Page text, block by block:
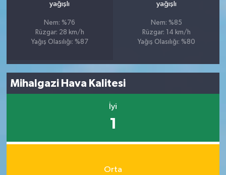
yağışlı
Nem: %76
Rüzgar: 28 km/h
Yağış Olasılığı: %87
yağışlı
Nem: %85
Rüzgar: 14 km/h
Yağış Olasılığı: %80
Mihalgazi Hava Kalitesi
İyi
1
Orta